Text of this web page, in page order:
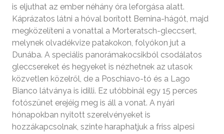
is eljuthat az ember néhány óra leforgása alatt.
Káprázatos látni a hóval borított Bernina-hágót, majd
megközelíteni a vonattal a Morteratsch-gleccsert,
melynek olvadékvize patakokon, folyókon jut a
Dunába. A speciális panorámakocsikból csodálatos
gleccsereket és hegyeket is nézhetnek az utasok
közvetlen közelről, de a Poschiavo-tó és a Lago
Bianco látványa is idilli. Ez utóbbinál egy 15 perces
fotószünet erejéig meg is áll a vonat. A nyári
hónapokban nyitott szerelvényeket is
hozzákapcsolnak, szinte haraphatjuk a friss alpesi